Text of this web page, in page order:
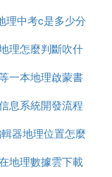
和社會經濟發展
宇宙地理。包括
、風土人情。
指全旦棚世界
及物產、交通、
可以考什麼
理中考c是多少分
理怎麼判斷吹什
麼風
一本地理啟蒙書
多少元書
息系統開發流程
是什麼
器地理位置怎麼
編輯
地理數據雲下載